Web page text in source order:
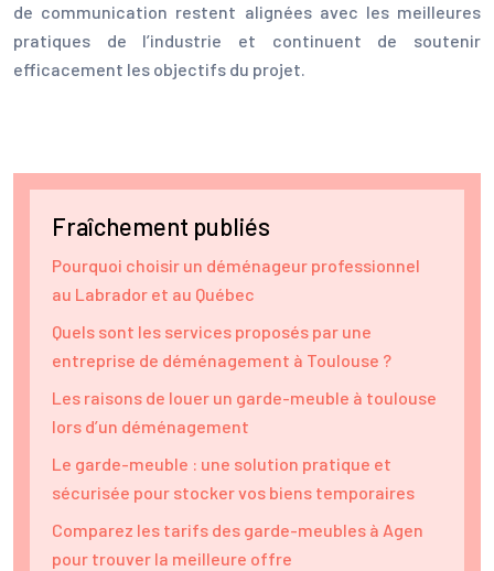
de communication restent alignées avec les meilleures
pratiques de l’industrie et continuent de soutenir
efficacement les objectifs du projet.
Fraîchement publiés
Pourquoi choisir un déménageur professionnel
au Labrador et au Québec
Quels sont les services proposés par une
entreprise de déménagement à Toulouse ?
Les raisons de louer un garde-meuble à toulouse
lors d’un déménagement
Le garde-meuble : une solution pratique et
sécurisée pour stocker vos biens temporaires
Comparez les tarifs des garde-meubles à Agen
pour trouver la meilleure offre